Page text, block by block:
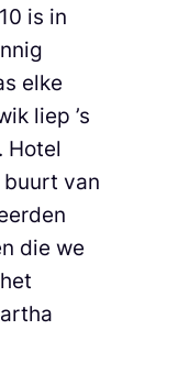
is in
elke
liep ’s
Hotel
van
die we